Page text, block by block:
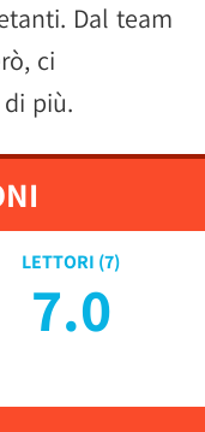
Dal team
ci
più.
LETTORI (7)
7.0